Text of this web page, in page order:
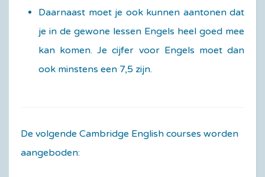
Daarnaast moet je ook kunnen aantonen dat
je in de gewone lessen Engels heel goed mee
kan komen. Je cijfer voor Engels moet dan
ook minstens een 7,5 zijn.
De volgende Cambridge English courses worden
aangeboden: